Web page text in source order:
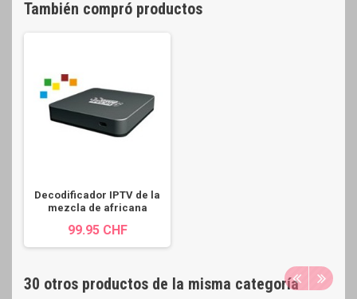
También compró productos
Decodificador IPTV de la
mezcla de africana
99.95 CHF
30 otros productos de la misma categoría